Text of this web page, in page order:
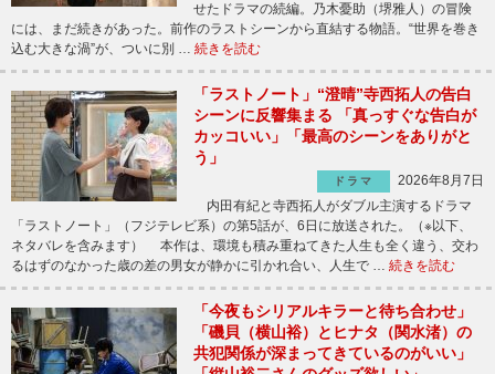
せたドラマの続編。乃木憂助（堺雅人）の冒険
には、まだ続きがあった。前作のラストシーンから直結する物語。“世界を巻き
込む大きな渦”が、ついに別 … 続きを読む
「ラストノート」“澄晴”寺西拓人の告白
シーンに反響集まる 「真っすぐな告白が
カッコいい」「最高のシーンをありがと
う」
ドラマ
2026年8月7日
内田有紀と寺西拓人がダブル主演するドラマ
「ラストノート」（フジテレビ系）の第5話が、6日に放送された。（※以下、
ネタバレを含みます） 本作は、環境も積み重ねてきた人生も全く違う、交わ
るはずのなかった歳の差の男女が静かに引かれ合い、人生で … 続きを読む
「今夜もシリアルキラーと待ち合わせ」
「磯貝（横山裕）とヒナタ（関水渚）の
共犯関係が深まってきているのがいい」